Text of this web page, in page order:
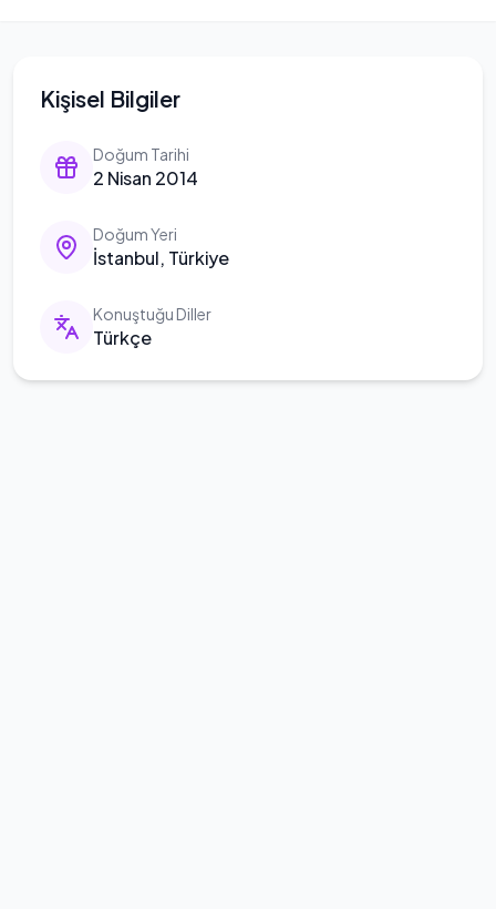
Kişisel Bilgiler
Doğum Tarihi
2 Nisan 2014
Doğum Yeri
İstanbul, Türkiye
Konuştuğu Diller
Türkçe